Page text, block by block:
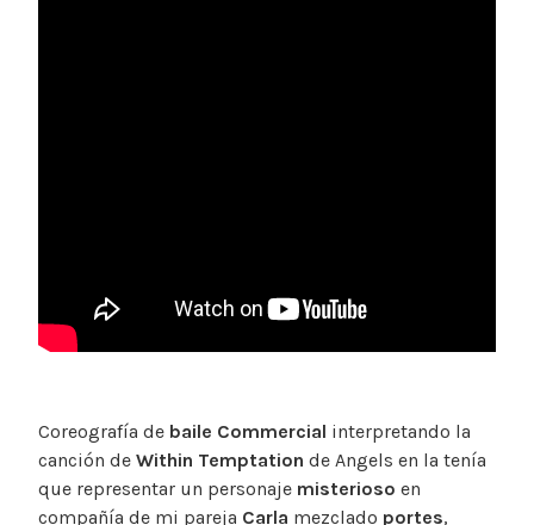
Coreografía de baile Commercial interpretando la
canción de Within Temptation de Angels en la tenía
que representar un personaje misterioso en
compañía de mi pareja Carla mezclado portes,